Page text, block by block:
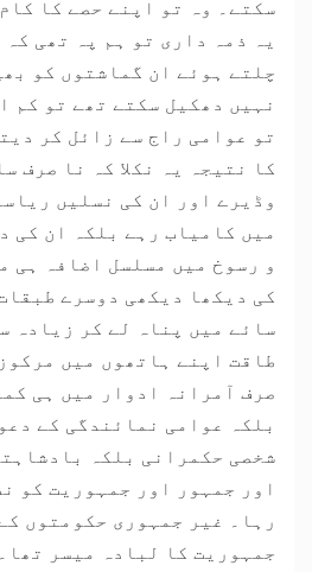
سکتے۔ وہ تو اپنے حصے کا
یہ ذمہ داری تو ہم پہ تھی کہ
چلتے ہوئے ان گماشتوں کو
نہیں دھکیل سکتے تھے تو کم
تو عوامی راج سے زائل کر
کا نتیجہ یہ نکلا کہ نا صرف
وڈیرے اور ان کی نسلیں
میں کامیاب رہے بلکہ ان کی
و رسوخ میں مسلسل اضافہ ہی
کی دیکھا دیکھی دوسرے
سائے میں پناہ لے کر زیادہ
طاقت اپنے ہاتھوں میں
صرف آمرانہ ادوار میں ہی
بلکہ عوامی نمائندگی کے
شخصی حکمرانی بلکہ
اور جمہور اور جمہوریت کو
رہا۔ غیر جمہوری حکومتوں
جمہوریت کا لبادہ میسر